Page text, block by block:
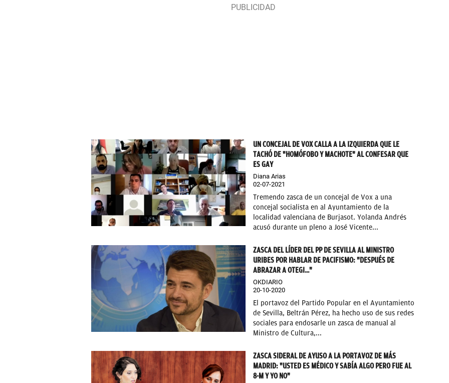
UN CONCEJAL DE VOX CALLA A LA IZQUIERDA QUE LE
TACHÓ DE "HOMÓFOBO Y MACHOTE" AL CONFESAR QUE
ES GAY
Diana Arias
02-07-2021
Tremendo zasca de un concejal de Vox a una
concejal socialista en al Ayuntamiento de la
localidad valenciana de Burjasot. Yolanda Andrés
acusó durante un pleno a José Vicente...
ZASCA DEL LÍDER DEL PP DE SEVILLA AL MINISTRO
URIBES POR HABLAR DE PACIFISMO: "DESPUÉS DE
ABRAZAR A OTEGI..."
OKDIARIO
20-10-2020
El portavoz del Partido Popular en el Ayuntamiento
de Sevilla, Beltrán Pérez, ha hecho uso de sus redes
sociales para endosarle un zasca de manual al
Ministro de Cultura,...
ZASCA SIDERAL DE AYUSO A LA PORTAVOZ DE MÁS
MADRID: "USTED ES MÉDICO Y SABÍA ALGO PERO FUE AL
8-M Y YO NO"